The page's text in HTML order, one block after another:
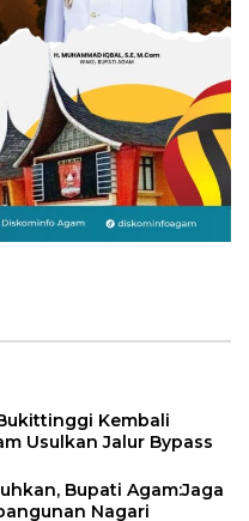
Kembali
Usulkan Jalur Bypass
Bupati Agam:Jaga
Nagari